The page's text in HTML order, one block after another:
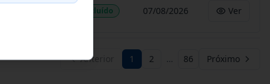
Concluído 07/08/2026 Ver
Anterior 1 2 … 86 Próximo